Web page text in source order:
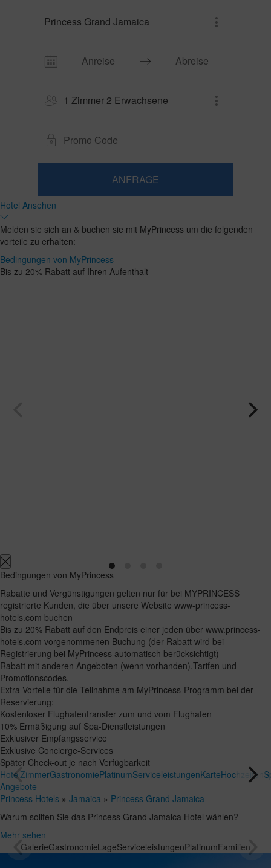
Princess Grand Jamaica
1 Zimmer 2 Erwachsene
ANFRAGE
und
Belegungen
​Zimmer
1​
Erwachsene
13
Jahren
Bis
zu
12
​Zimmer
hinzufügen
Hotel Ansehen
Melden sie sich an & buchen sie mit MyPrincess um die folgenden
vorteile zu erhalten:
Bedingungen von MyPrincess
Bis zu 20% Rabatt auf Ihren Aufenthalt
Bedingungen von MyPrincess
Rabatte und Vergünstigungen gelten nur für bei MYPRINCESS
registrierte Kunden, die über unsere Website www-princess-
hotels.com buchen
Bis zu 20% Rabatt auf den Endpreis einer jeden über www.princess-
hotels.com vorgenommenen Buchung (der Rabatt wird bei
Registrierung bei MyPrincess automatisch berücksichtigt)
Rabatt mit anderen Angeboten (wenn vorhanden),Tarifen und
Promotionscodes.
Extra-Vorteile für die Teilnahme am MyPrincess-Programm bei der
Reservierung:
Kostenloser Flughafentransfer zum und vom Flughafen
10% Ermäßigung auf Spa-Dienstleistungen
Exklusiver Empfangsservice
Exklusive Concierge-Services
Später Check-out je nach Verfügbarkeit
HotelZimmerGastronomiePlatinumServiceleistungenKarteHochzeiten
Angebote
Princess Hotels » Jamaica » Princess Grand Jamaica
Warum sollten Sie das Princess Grand Jamaica Hotel wählen?
Mehr sehen
GalerieGastronomieLageServiceleistungenPlatinumFamilien